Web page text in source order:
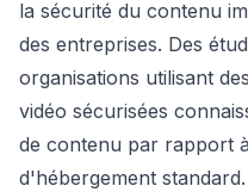
la sécurité du contenu
des entreprises. Des
organisations utilisant
vidéo sécurisées
de contenu par rapport
d'hébergement standard.